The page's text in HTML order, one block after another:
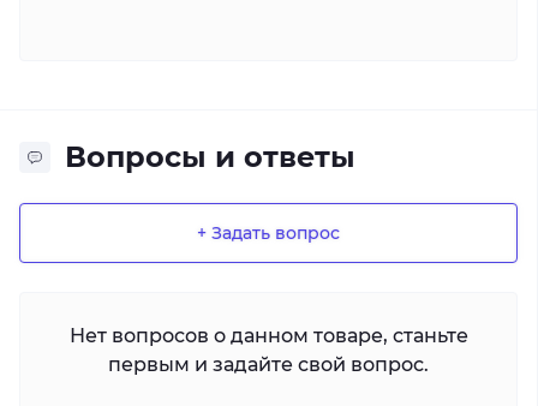
Вопросы и ответы
+ Задать вопрос
Нет вопросов о данном товаре, станьте
первым и задайте свой вопрос.